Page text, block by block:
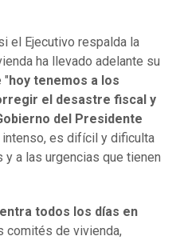
el Ejecutivo respalda la
ha llevado adelante su
"hoy tenemos a los
el desastre fiscal y
del Presidente
intenso, es difícil y dificulta
a las urgencias que tienen
todos los días en
comités de vivienda,